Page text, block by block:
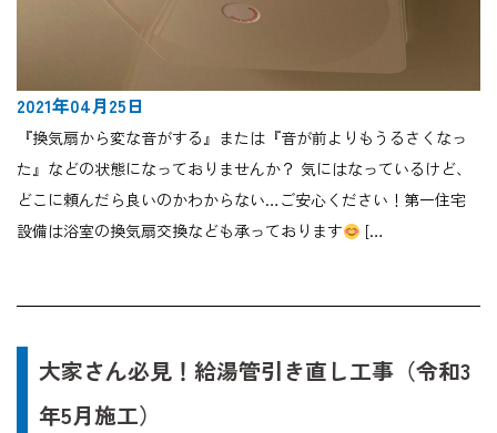
2021年04月25日
『換気扇から変な音がする』または『音が前よりもうるさくなっ
た』などの状態になっておりませんか？ 気にはなっているけど、
どこに頼んだら良いのかわからない…ご安心ください！第一住宅
設備は浴室の換気扇交換なども承っております
[…
大家さん必見！給湯管引き直し工事（令和3
年5月施工）